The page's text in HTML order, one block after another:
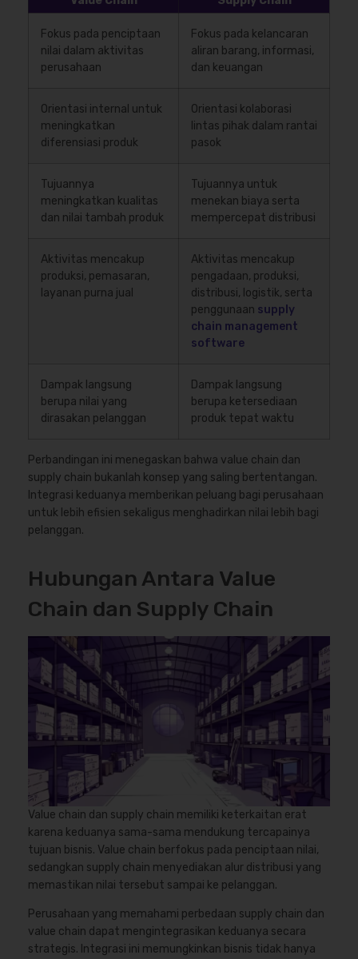
Fokus pada penciptaan
nilai dalam aktivitas
perusahaan
Fokus pada kelancaran
aliran barang, informasi,
dan keuangan
Orientasi internal untuk
meningkatkan
diferensiasi produk
Orientasi kolaborasi
lintas pihak dalam rantai
pasok
Tujuannya
meningkatkan kualitas
dan nilai tambah produk
Tujuannya untuk
menekan biaya serta
mempercepat distribusi
Aktivitas mencakup
produksi, pemasaran,
layanan purna jual
Aktivitas mencakup
pengadaan, produksi,
distribusi, logistik, serta
penggunaan supply
chain management
software
Dampak langsung
berupa nilai yang
dirasakan pelanggan
Dampak langsung
berupa ketersediaan
produk tepat waktu
Perbandingan ini menegaskan bahwa value chain dan
supply chain bukanlah konsep yang saling bertentangan.
Integrasi keduanya memberikan peluang bagi perusahaan
untuk lebih efisien sekaligus menghadirkan nilai lebih bagi
pelanggan.
Hubungan Antara Value
Chain dan Supply Chain
Value chain dan supply chain memiliki keterkaitan erat
karena keduanya sama-sama mendukung tercapainya
tujuan bisnis. Value chain berfokus pada penciptaan nilai,
sedangkan supply chain menyediakan alur distribusi yang
memastikan nilai tersebut sampai ke pelanggan.
Perusahaan yang memahami perbedaan supply chain dan
value chain dapat mengintegrasikan keduanya secara
strategis. Integrasi ini memungkinkan bisnis tidak hanya